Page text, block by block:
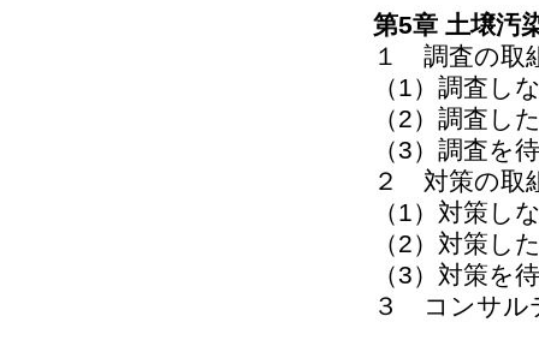
第5章 土壌汚
１ 調査の取
（1）調査し
（2）調査し
（3）調査を
２ 対策の取
（1）対策し
（2）対策し
（3）対策を
３ コンサル